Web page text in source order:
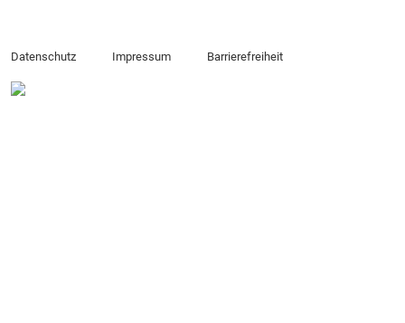
Datenschutz Impressum Barrierefreiheit